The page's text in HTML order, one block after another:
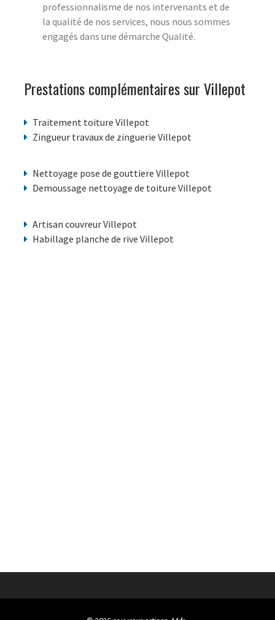
professionnalisme de nos intervenants et de
la qualité de nos services, nous nous sommes
engagés dans une démarche Qualité.
Prestations complémentaires sur Villepot
Traitement toiture Villepot
Zingueur travaux de zinguerie Villepot
Nettoyage pose de gouttiere Villepot
Demoussage nettoyage de toiture Villepot
Artisan couvreur Villepot
Habillage planche de rive Villepot